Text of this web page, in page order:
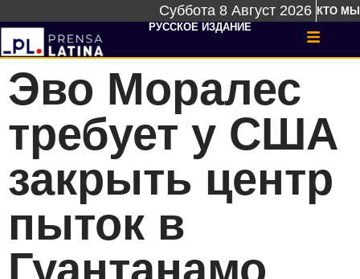
Суббота 8 Август 2026 КТО МЫ
РУССКОЕ ИЗДАНИЕ
Эво Моралес
требует у США
закрыть центр
пыток в